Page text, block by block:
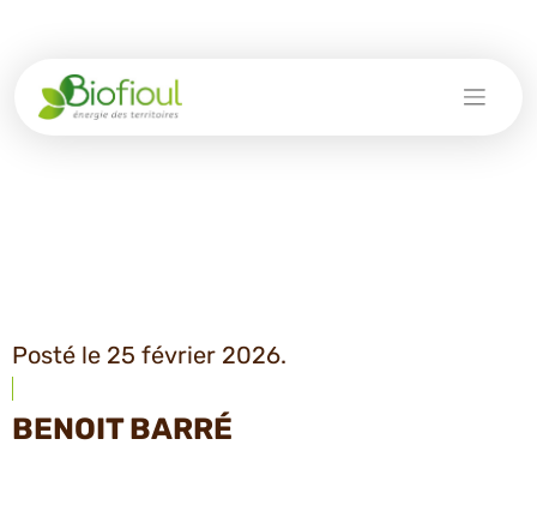
Posté le 25 février 2026.
BENOIT BARRÉ